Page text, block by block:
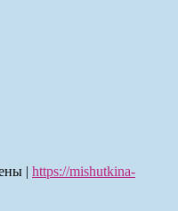
| https://mishutkina-